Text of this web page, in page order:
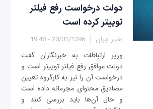
دولت درخواست رفع فیلتر
توییتر کرده است
اخبار ایران 20/01/1396 - 19:48
وزیر ارتباطات به خبرنگاران گفت
دولت موافق رفع فیلتر توییتر است و
درخواست آن را نیز به کارگروه تعیین
مصادیق محتوای مجرمانه داده است
و حال آن‌ها باید بررسی کنند و